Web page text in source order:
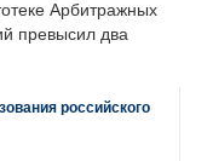
Арбитражных
превысил два
российского